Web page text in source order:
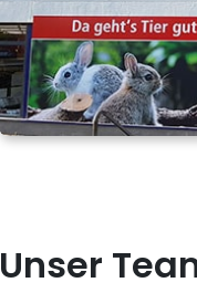
Unser